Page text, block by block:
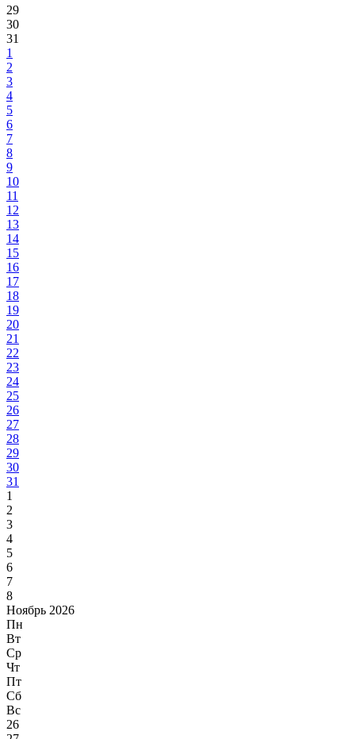
29
30
31
1
2
3
4
5
6
7
8
9
10
11
12
13
14
15
16
17
18
19
20
21
22
23
24
25
26
27
28
29
30
31
1
2
3
4
5
6
7
8
Ноябрь 2026
Пн
Вт
Ср
Чт
Пт
Сб
Вс
26